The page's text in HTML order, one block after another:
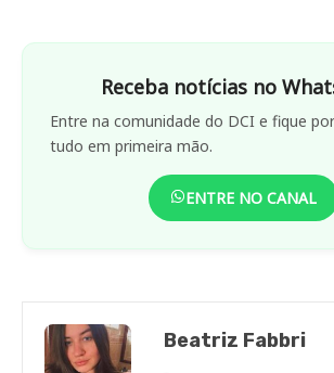
Receba notícias no
Entre na comunidade do DCI e fique
tudo em primeira mão.
ENTRE NO CANAL
Beatriz Fabbri